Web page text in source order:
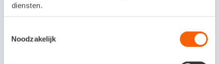
diensten.
Noodzakelijk
investeren, een hypotheek aan wilt vragen